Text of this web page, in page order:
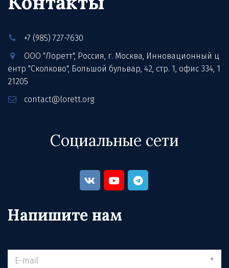
+7 (985) 727-7630
ООО "Лоретт", Россия, г. Москва, Инновационный ц
ентр "Сколково", Большой бульвар, 42, стр. 1, офис 334, 1
21205
contact@lorett.org
Социальные сети
Напишите нам
*